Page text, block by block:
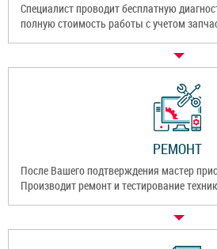
Специалист проводит бесплатную
полную стоимость работы с учетом
РЕМОНТ
После Вашего подтверждения мастер
Производит ремонт и тестирование